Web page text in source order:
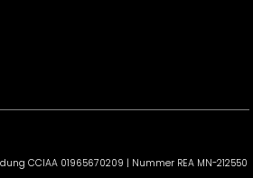
CCIAA 01965670209 | Nummer REA MN-212550